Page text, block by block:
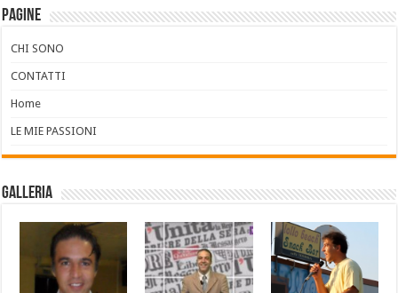
Pagine
CHI SONO
CONTATTI
Home
LE MIE PASSIONI
Galleria